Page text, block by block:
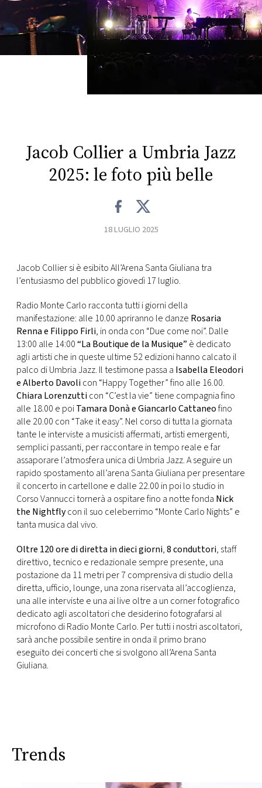
FOTO
CONCORSI
TV
CONSIGLIA
Jacob Collier a Umbria Jazz
2025: le foto più belle
18 LUGLIO 2025
Jacob Collier si è esibito All’Arena Santa Giuliana tra
l’entusiasmo del pubblico giovedì 17 luglio.
Radio Monte Carlo racconta tutti i giorni della
manifestazione: alle 10.00 apriranno le danze Rosaria
Renna e Filippo Firli, in onda con “Due come noi”. Dalle
13:00 alle 14:00“La Boutique de la Musique” è dedicato
agli artisti che in queste ultime 52 edizioni hanno calcato il
palco di Umbria Jazz. Il testimone passa a Isabella Eleodori
e Alberto Davolicon “Happy Together” fino alle 16.00.
Chiara Lorenzutticon “C’est la vie” tiene compagnia fino
alle 18.00 e poiTamara Donà e Giancarlo Cattaneofino
alle 20.00 con “Take it easy”. Nel corso di tutta la giornata
tante le interviste a musicisti affermati, artisti emergenti,
semplici passanti, per raccontare in tempo reale e far
assaporare l’atmosfera unica di Umbria Jazz. A seguire un
rapido spostamento all’arena Santa Giuliana per presentare
il concerto in cartellone e dalle 22.00 in poi lo studio in
Corso Vannucci tornerà a ospitare fino a notte fonda Nick
the Nightflycon il suo celeberrimo “Monte Carlo Nights” e
tanta musica dal vivo.
Oltre 120 ore di diretta in dieci giorni,8 conduttori, staff
direttivo, tecnico e redazionale sempre presente, una
postazione da 11 metri per 7 comprensiva di studio della
diretta, ufficio, lounge, una zona riservata all’accoglienza,
una alle interviste e una ai live oltre a un corner fotografico
dedicato agli ascoltatori che desiderino fotografarsi al
microfono di Radio Monte Carlo. Per tutti i nostri ascoltatori,
sarà anche possibile sentire in onda il primo brano
eseguito dei concerti che si svolgono all’Arena Santa
Giuliana.
Trends